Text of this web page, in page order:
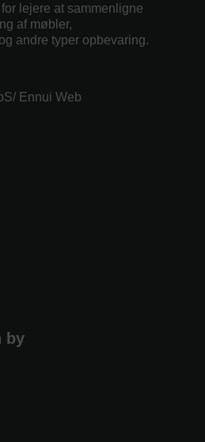
lejere at sammenligne
af møbler,
andre typer opbevaring.
Ennui Web
by